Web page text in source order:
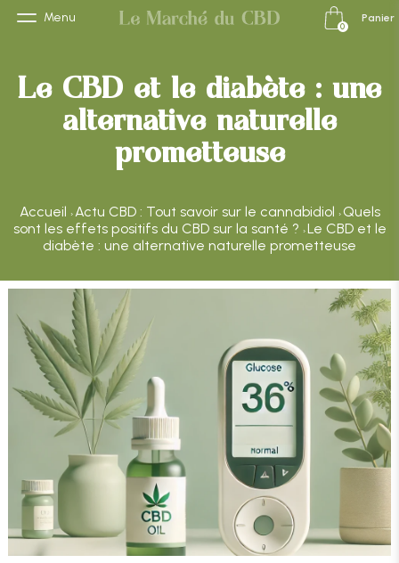
Menu
0
Panier
Le CBD et le diabète : une
alternative naturelle
prometteuse
Accueil ›Actu CBD : Tout savoir sur le cannabidiol ›Quels
sont les effets positifs du CBD sur la santé ? ›Le CBD et le
diabète : une alternative naturelle prometteuse